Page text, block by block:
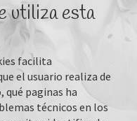
utiliza esta
facilita
el usuario realiza de
qué paginas ha
técnicos en los